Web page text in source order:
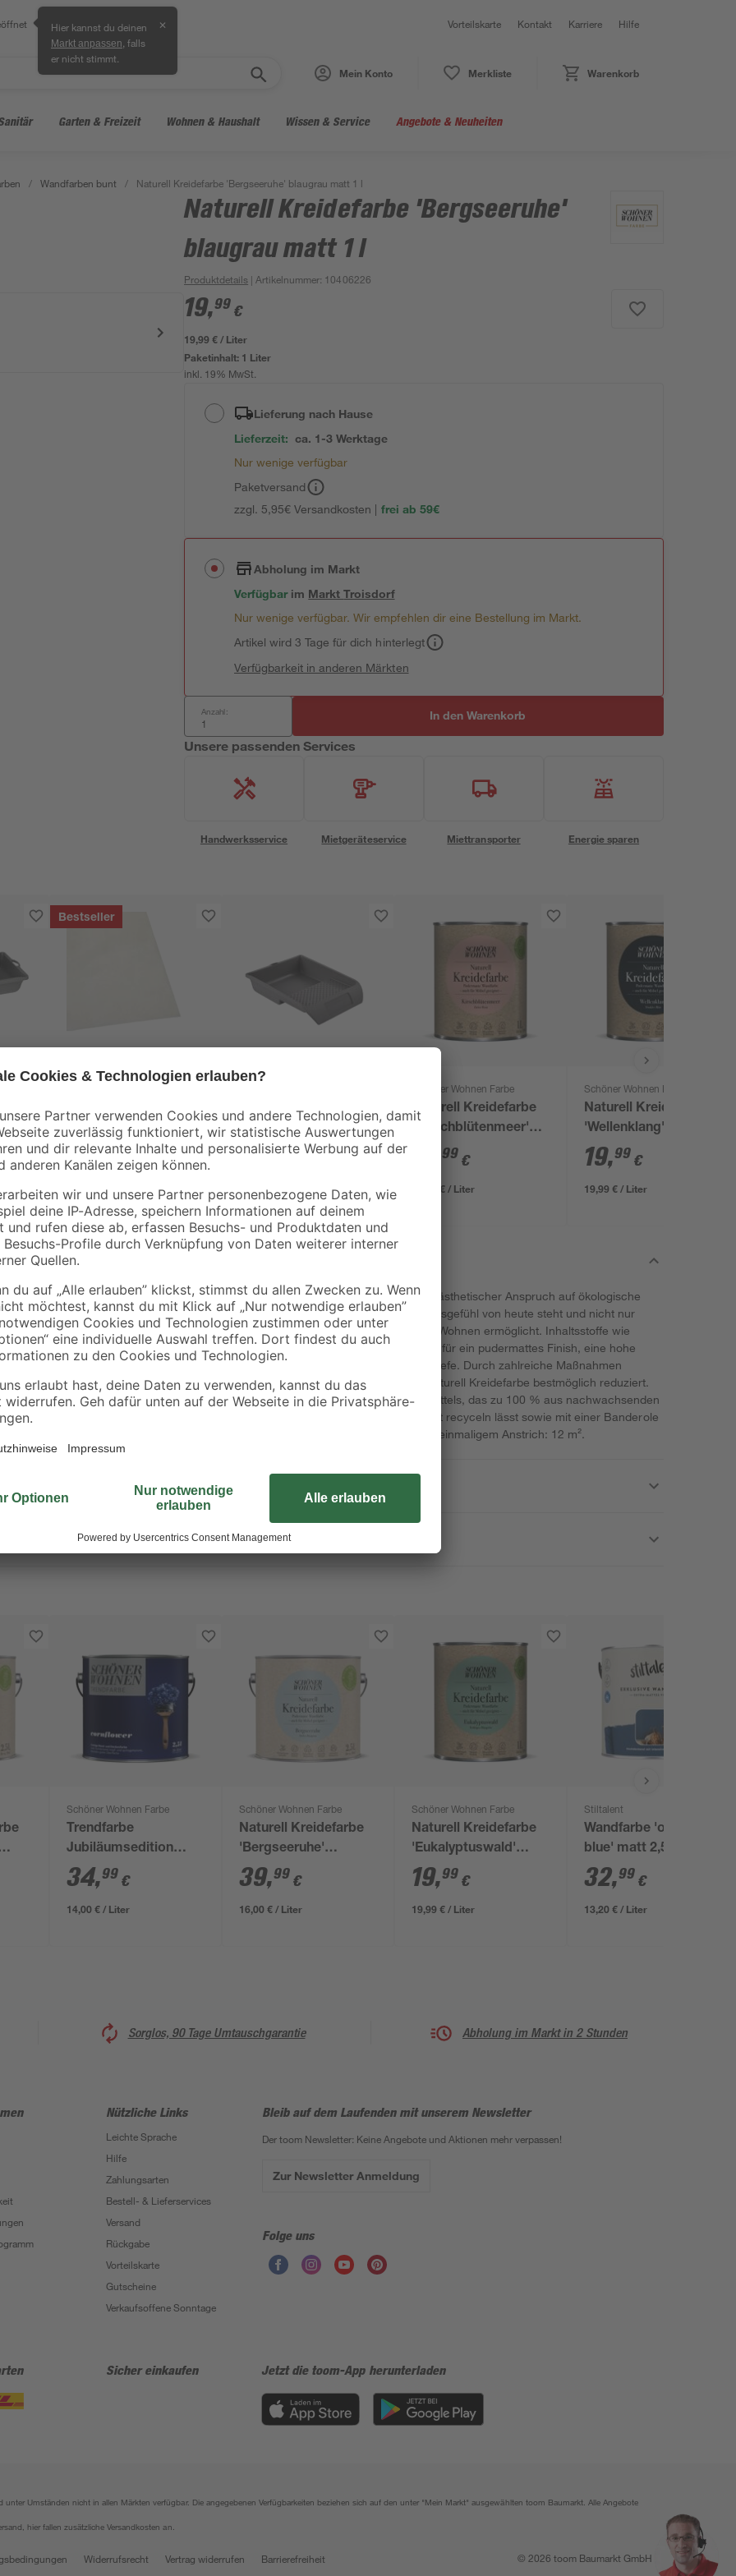
Hier kannst du deinen
Markt anpassen , falls
er nicht stimmt.
✕ Vorteilskarte Kontakt Karriere Hilfe
Mein Konto Merkliste Warenkorb
Garten & Freizeit Wohnen & Haushalt Wissen & Service Angebote & Neuheiten
/ Wandfarben bunt / Naturell Kreidefarbe 'Bergseeruhe' blaugrau matt 1 l
Naturell Kreidefarbe 'Bergseeruhe'
blaugrau matt 1 l
Produktdetails | Artikelnummer: 10406226
19,99 €
19,99 € / Liter
Paketinhalt: 1 Liter
inkl. 19% MwSt.
Lieferung nach Hause
Lieferzeit: ca. 1-3 Werktage
Nur wenige verfügbar
Paketversand
zzgl. 5,95€ Versandkosten | frei ab 59€
Abholung im Markt
Verfügbar im MarktTroisdorf
Nur wenige verfügbar. Wir empfehlen dir eine Bestellung im Markt.
Artikel wird 3 Tage für dich hinterlegt
Verfügbarkeit in anderen Märkten
Anzahl: In den Warenkorb
Unsere passenden Services
Handwerksservice Mietgeräteservice Miettransporter Energie sparen
Bestseller
Abdeckplane
Polyethylen
transparent 4 x 5 m
0,06 € / m²
1,29 € / Pack
Farbwanne mit Skala
26 x 32 cm
3,79
Schöner Wohnen Farbe
Naturell Kreidefarbe
'Kirschblütenmeer'
rosa matt 1 l
99 €
19,99 € / Liter
Schöner Wohnen Farbe
Naturell Kreidefarbe
'Wellenklang'
dunkelblau matt 1 l
19,99 €
19,99 € / Liter
Pigmenten
zertifiziert
Mit 'Schöner Wohnen' Naturell Kreidefarbe trifft ästhetischer Anspruch auf ökologische
Verantwortung. Eine Farbserie die für das Lebensgefühl von heute steht und nicht nur
schönes sondern auch ressourcenschonendes Wohnen ermöglicht. Inhaltsstoffe wie
Kreide, Porzellanerde und Farbpigmente sorgen für ein pudermattes Finish, eine hohe
Farbtonstabilität und eine beeindruckende Farbtiefe. Durch zahlreiche Maßnahmen
werden die anfallenden CO2-Emissionen der Naturell Kreidefarbe bestmöglich reduziert.
Beispielsweise durch den Einsatz eines Bindemittels, das zu 100 % aus nachwachsenden
Rohstoffen besteht*, eine Dose, die sich sehr gut recyceln lässt sowie mit einer Banderole
aus FSC-zertifiziertem Altpapier. Reichweite bei einmaligem Anstrich: 12 m².
Schöner Wohnen Farbe
Trendfarbe
Jubiläumsedition
'Cornflower' blau
matt 2,5 l
34,99 €
14,00 € / Liter
Schöner Wohnen Farbe
Naturell Kreidefarbe
'Bergseeruhe'
blaugrau matt 2,5 l
39,99 €
16,00 € / Liter
Schöner Wohnen Farbe
Naturell Kreidefarbe
'Eukalyptuswald'
blaugrün matt 1 l
19,99 €
19,99 € / Liter
Stiltalent
Wandfarbe 'ocean
blue' matt 2,5 l
32,99 €
13,20 € / Liter
Sorglos, 90 Tage Umtauschgarantie Abholung im Markt in 2 Stunden
Nützliche Links
Leichte Sprache
Hilfe
Zahlungsarten
Bestell- & Lieferservices
Versand
Rückgabe
Vorteilskarte
Gutscheine
Verkaufsoffene Sonntage
Bleib auf dem Laufenden mit unserem Newsletter
Der toom Newsletter: Keine Angebote und Aktionen mehr verpassen!
Zur Newsletter Anmeldung
Folge uns
Sicher einkaufen Jetzt die toom-App herunterladen
Umständen nicht in allen Märkten verfügbar. Die angegebenen Verfügbarkeiten beziehen sich auf den unter "Mein Markt" ausgewählten toom Baumarkt. Alle Angebote
hier fallen zusätzliche Versandkosten an.
Widerrufsrecht Vertrag widerrufen Barrierefreiheit © 2026 toom Baumarkt GmbH